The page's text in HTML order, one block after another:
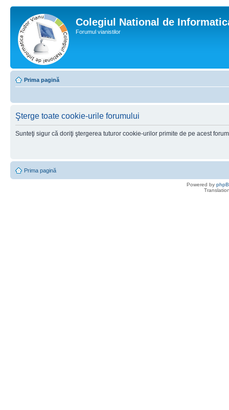
Colegiul National de
Forumul vianistilor
Prima pagină
Şterge toate cookie-urile forumului
Sunteţi sigur că doriţi ştergerea tuturor cookie-urilor primite de pe acest
Prima pagină
Powered by